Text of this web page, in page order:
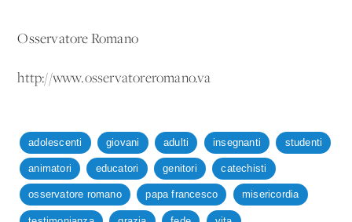
Osservatore Romano
http://www.osservatoreromano.va
adolescenti giovani adulti insegnanti studenti
animatori educatori genitori catechisti
osservatore romano papa francesco misericordia